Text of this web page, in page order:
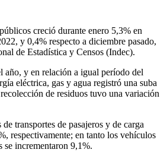
creció durante enero 5,3% en
y 0,4% respecto a diciembre pasado,
de Estadística y Censos (Indec).
año, y en relación a igual período del
eléctrica, gas y agua registró una suba
de residuos tuvo una variación
transportes de pasajeros y de carga
respectivamente; en tanto los vehículos
se incrementaron 9,1%.